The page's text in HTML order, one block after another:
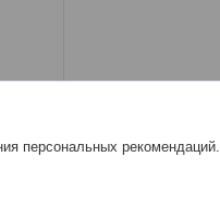
персональных рекомендаций.